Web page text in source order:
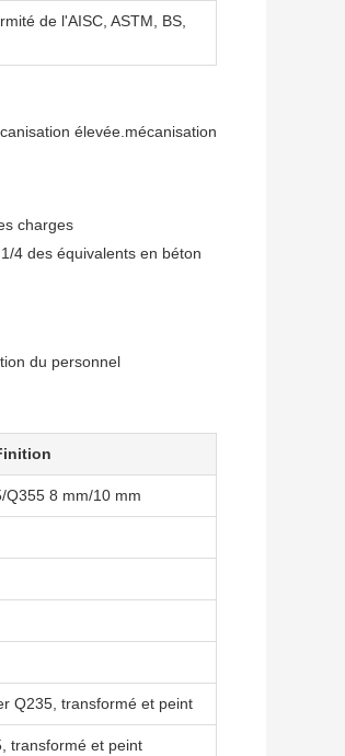
de l'AISC, ASTM, BS,
élevée.mécanisation
charges
4 des équivalents en béton
du personnel
Q355 8 mm/10 mm
Q235, transformé et peint
transformé et peint